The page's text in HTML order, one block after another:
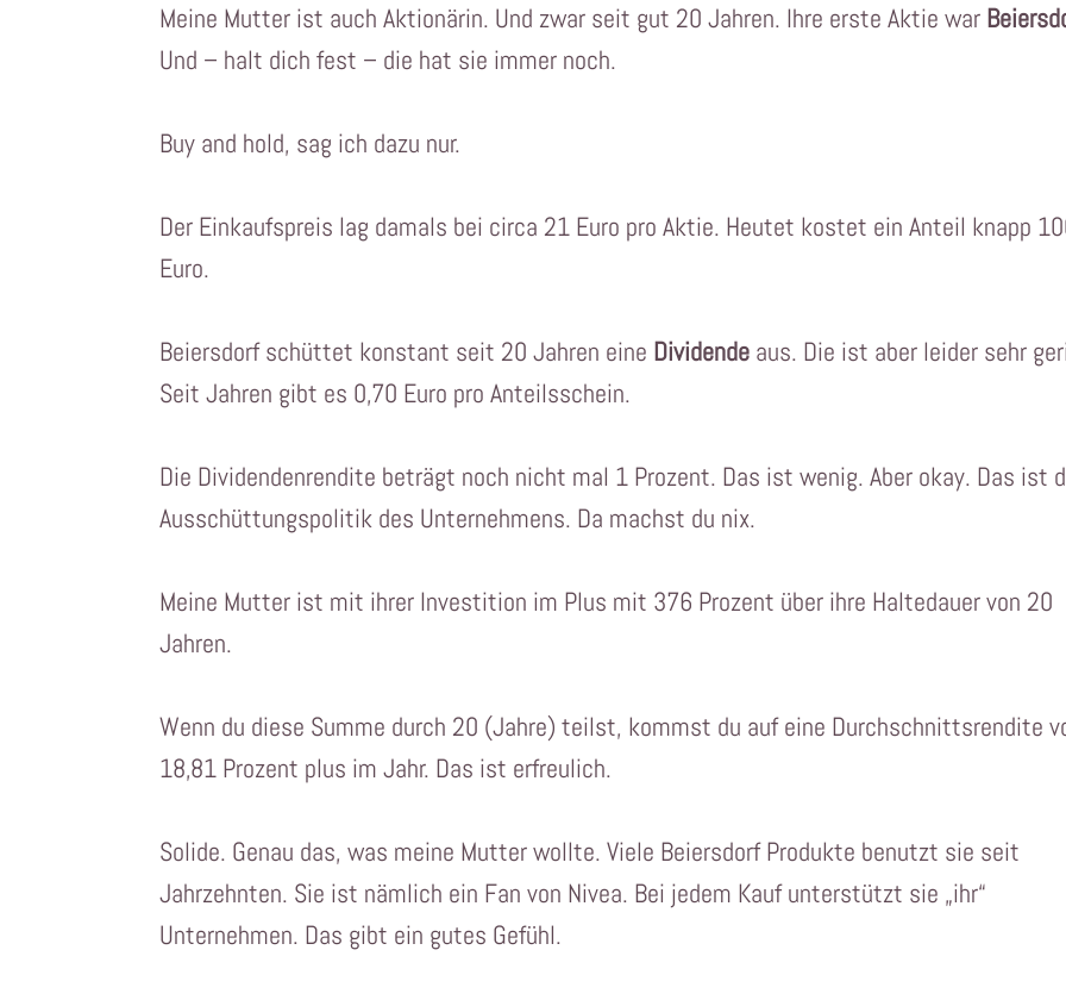
Meine Mutter ist auch Aktionärin. Und zwar seit gut 20 Jahren. Ihre erste Aktie war
Und – halt dich fest – die hat sie immer noch.
Buy and hold, sag ich dazu nur.
Der Einkaufspreis lag damals bei circa 21 Euro pro Aktie. Heutet kostet ein Anteil knapp
Euro.
Beiersdorf schüttet konstant seit 20 Jahren eine Dividende aus. Die ist aber leider sehr
Seit Jahren gibt es 0,70 Euro pro Anteilsschein.
Die Dividendenrendite beträgt noch nicht mal 1 Prozent. Das ist wenig. Aber okay. Das ist
Ausschüttungspolitik des Unternehmens. Da machst du nix.
Meine Mutter ist mit ihrer Investition im Plus mit 376 Prozent über ihre Haltedauer von 20
Jahren.
Wenn du diese Summe durch 20 (Jahre) teilst, kommst du auf eine Durchschnittsrendite
18,81 Prozent plus im Jahr. Das ist erfreulich.
Solide. Genau das, was meine Mutter wollte. Viele Beiersdorf Produkte benutzt sie seit
Jahrzehnten. Sie ist nämlich ein Fan von Nivea. Bei jedem Kauf unterstützt sie „ihr“
Unternehmen. Das gibt ein gutes Gefühl.